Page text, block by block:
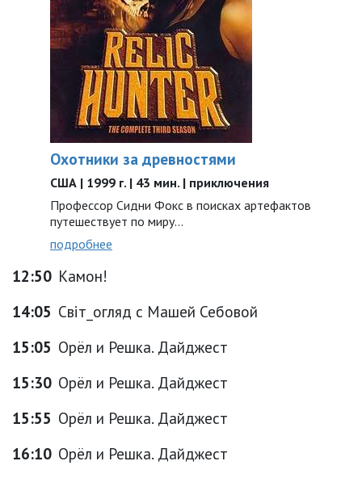
Охотники за древностями
США | 1999 г. | 43 мин. | приключения
Профессор Сидни Фокс в поисках артефактов
путешествует по миру...
подробнее
12:50 Камон!
14:05 Світ_огляд с Машей Себовой
15:05 Орёл и Решка. Дайджест
15:30 Орёл и Решка. Дайджест
15:55 Орёл и Решка. Дайджест
16:10 Орёл и Решка. Дайджест